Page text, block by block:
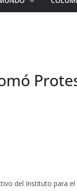
del Instituto para